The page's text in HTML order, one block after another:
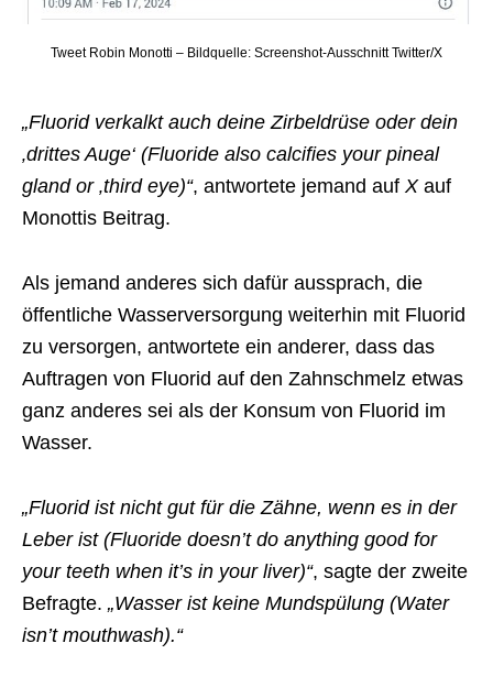
Tweet Robin Monotti – Bildquelle: Screenshot-Ausschnitt Twitter/X
„Fluorid verkalkt auch deine Zirbeldrüse oder dein
‚drittes Auge‘ (Fluoride also calcifies your pineal
gland or ‚third eye)“, antwortete jemand auf Xauf
Monottis Beitrag.
Als jemand anderes sich dafür aussprach, die
öffentliche Wasserversorgung weiterhin mit Fluorid
zu versorgen, antwortete ein anderer, dass das
Auftragen von Fluorid auf den Zahnschmelz etwas
ganz anderes sei als der Konsum von Fluorid im
Wasser.
„Fluorid ist nicht gut für die Zähne, wenn es in der
Leber ist (Fluoride doesn’t do anything good for
your teeth when it’s in your liver)“, sagte der zweite
Befragte. „Wasser ist keine Mundspülung (Water
isn’t mouthwash).“